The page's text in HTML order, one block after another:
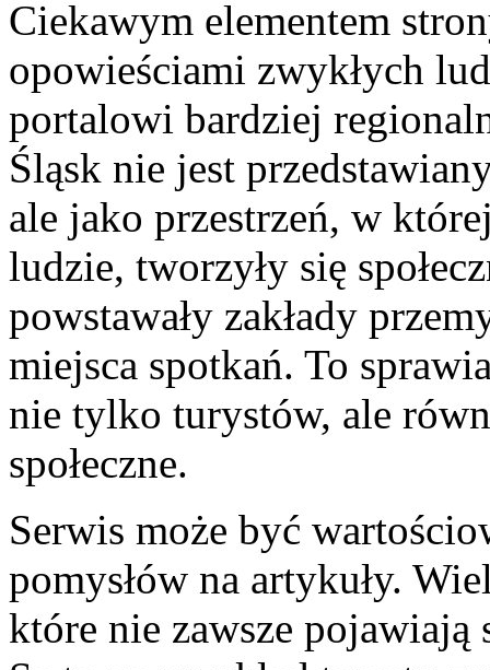
Ciekawym elementem
opowieściami zwykłych
portalowi bardziej
Śląsk nie jest
ale jako przestrzeń, w
ludzie, tworzyły się
powstawały zakłady
miejsca spotkań. To
nie tylko turystów, ale
społeczne.
Serwis może być
pomysłów na artykuły.
które nie zawsze